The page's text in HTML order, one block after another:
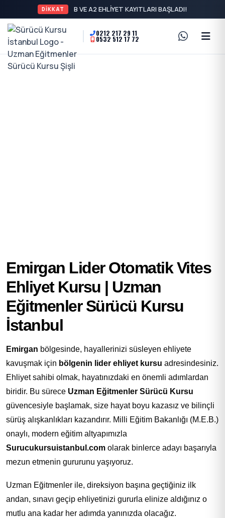
DİKKAT B VE A2 EHLİYET KAYITLARI BAŞLADI!
Sürücü
Kursu
A2
Motor
0212 217 29 11
0532 512 17 72
Emirgan Lider Otomatik Vites
Ehliyet Kursu | Uzman
Eğitmenler Sürücü Kursu
İstanbul
Emirgan bölgesinde, hayallerinizi süsleyen ehliyete
kavuşmak için bölgenin lider ehliyet kursu adresindesiniz.
Ehliyet sahibi olmak, hayatınızdaki en önemli adımlardan
biridir. Bu sürece Uzman Eğitmenler Sürücü Kursu
güvencesiyle başlamak, size hayat boyu kazasız ve bilinçli
sürüş alışkanlıkları kazandırır. Milli Eğitim Bakanlığı (M.E.B.)
onaylı, modern eğitim altyapımızla
Surucukursuistanbul.com olarak binlerce adayı başarıyla
mezun etmenin gururunu yaşıyoruz.
Uzman Eğitmenler ile, direksiyon başına geçtiğiniz ilk
andan, sınavı geçip ehliyetinizi gururla elinize aldığınız o
mutlu ana kadar her adımda yanınızda olacağız.